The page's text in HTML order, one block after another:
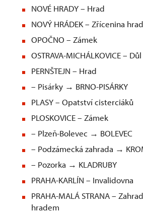
NOVÉ HRADY – Hrad
NOVÝ HRÁDEK – Zřícenina
OPOČNO – Zámek
OSTRAVA-MICHÁLKOVICE –
PERNŠTEJN – Hrad
– Pisárky → BRNO-PISÁRKY
PLASY – Opatství cisterciáků
PLOSKOVICE – Zámek
– Plzeň-Bolevec → BOLEVEC
– Podzámecká zahrada →
– Pozorka → KLADRUBY
PRAHA-KARLÍN – Invalidovna
PRAHA-MALÁ STRANA –
hradem